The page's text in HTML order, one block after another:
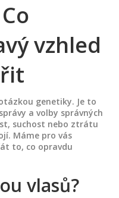
vzhled
genetiky. Je to
a volby správných
suchost nebo ztrátu
Máme pro vás
to, co opravdu
vlasů?